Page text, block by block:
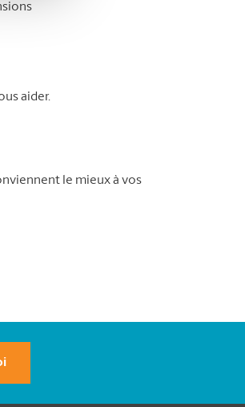
aider.
le mieux à vos